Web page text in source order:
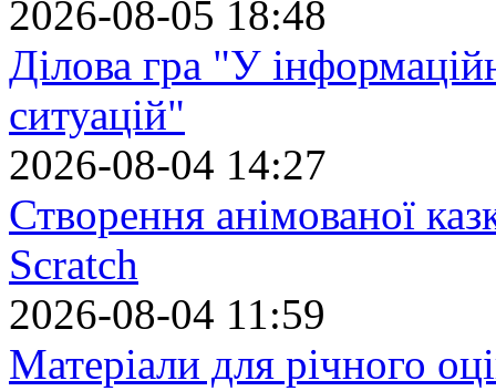
2026-08-05 18:48
Ділова гра "У
ситуацій"
2026-08-04 14:27
Створення анімованої
Scratch
2026-08-04 11:59
Матеріали для річного